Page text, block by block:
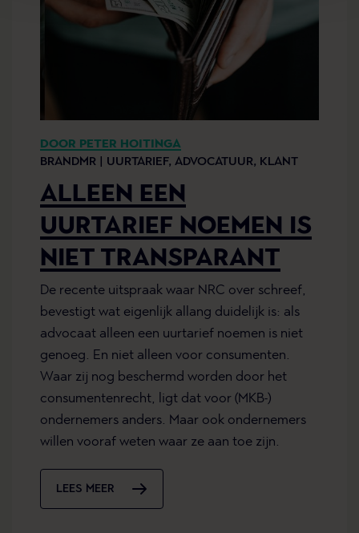
DOOR PETER HOITINGA
BRANDMR |
UURTARIEF, ADVOCATUUR, KLANT
ALLEEN EEN
UURTARIEF NOEMEN IS
NIET TRANSPARANT
De recente uitspraak waar NRC over schreef,
bevestigt wat eigenlijk allang duidelijk is: als
advocaat alleen een uurtarief noemen is niet
genoeg. En niet alleen voor consumenten.
Waar zij nog beschermd worden door het
consumentenrecht, ligt dat voor (MKB-)
ondernemers anders. Maar ook ondernemers
willen vooraf weten waar ze aan toe zijn.
LEES MEER